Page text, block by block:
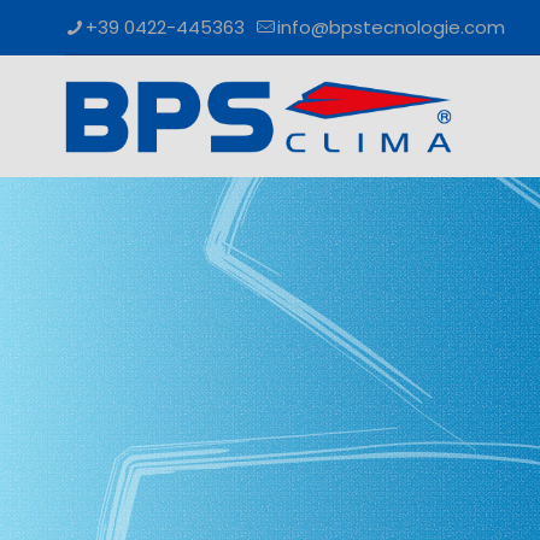
+39 0422-445363 info@bpstecnologie.com